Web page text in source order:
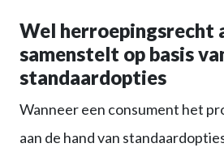
Wel herroepingsrecht
samenstelt op basis
standaardopties
Wanneer een consument het
aan de hand van